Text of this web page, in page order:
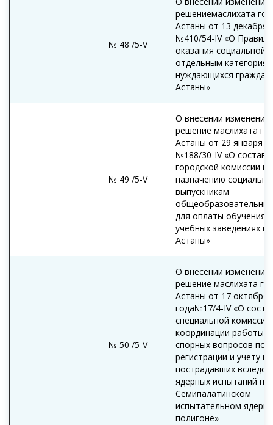
№ 48 /5-V
решениемаслихата
Астаны от 13 декабря
№410/54-IV «О
оказания социальной
отдельным категориям
нуждающихся граждан
Астаны»
№ 49 /5-V
О внесении изменений
решение маслихата
Астаны от 29 января
№188/30-IV «О составе
городской комиссии по
назначению
выпускникам
для оплаты обучения
учебных заведениях
Астаны»
№ 50 /5-V
О внесении изменений
решение маслихата
Астаны от 17 октября
года№17/4-IV «О
специальной комиссии
координации работы,
спорных вопросов по
регистрации и учету
пострадавших
ядерных испытаний на
Семипалатинском
испытательном
полигоне»